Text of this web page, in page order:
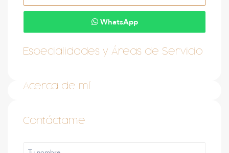
WhatsApp
Especialidades y Áreas de Servicio
Acerca de mí
Contáctame